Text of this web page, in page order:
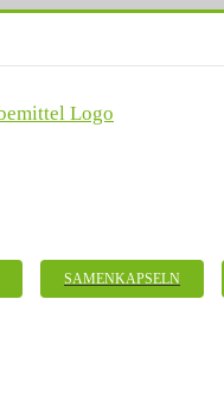
SAMENKAPSELN